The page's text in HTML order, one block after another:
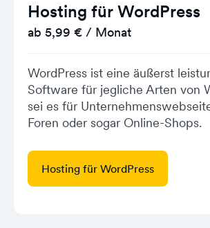
Hosting für WordPress
ab 5,99 € / Monat
WordPress ist eine äußerst
Software für jegliche Arten von
sei es für
Foren oder sogar Online-Shops.
Hosting für WordPress